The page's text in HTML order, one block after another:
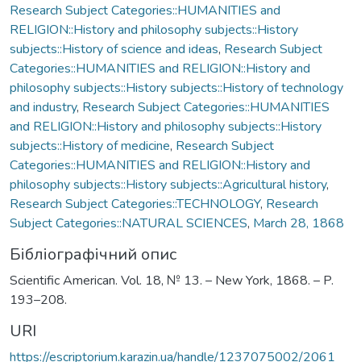
Research Subject Categories::HUMANITIES and
RELIGION::History and philosophy subjects::History
subjects::History of science and ideas, Research Subject
Categories::HUMANITIES and RELIGION::History and
philosophy subjects::History subjects::History of technology
and industry, Research Subject Categories::HUMANITIES
and RELIGION::History and philosophy subjects::History
subjects::History of medicine, Research Subject
Categories::HUMANITIES and RELIGION::History and
philosophy subjects::History subjects::Agricultural history,
Research Subject Categories::TECHNOLOGY, Research
Subject Categories::NATURAL SCIENCES, March 28, 1868
Бібліографічний опис
Scientific American. Vol. 18, № 13. – New York, 1868. – P.
193–208.
URI
https://escriptorium.karazin.ua/handle/1237075002/2061